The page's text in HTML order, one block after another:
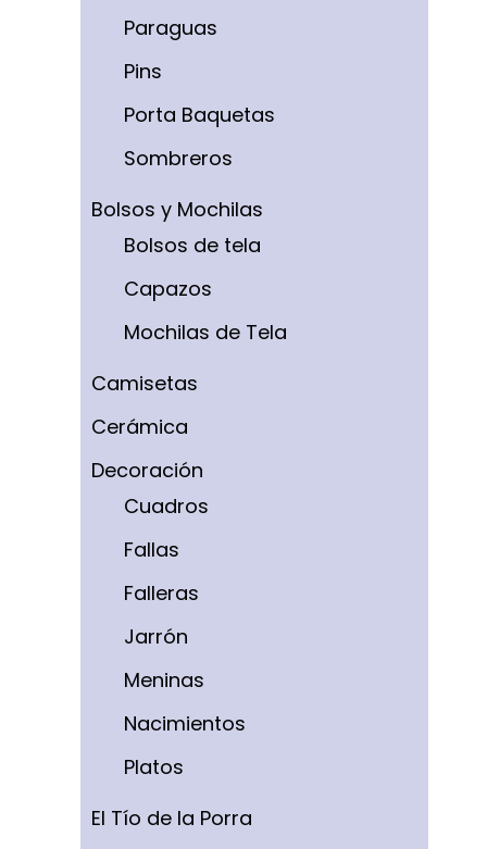
Paraguas
Pins
Porta Baquetas
Sombreros
Bolsos y Mochilas
Bolsos de tela
Capazos
Mochilas de Tela
Camisetas
Cerámica
Decoración
Cuadros
Fallas
Falleras
Jarrón
Meninas
Nacimientos
Platos
El Tío de la Porra